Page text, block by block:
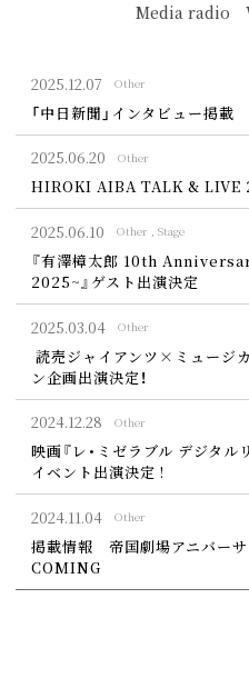
Media radio
2025.12.07 Other
「中日新聞」インタビュー掲載
2025.06.20 Other
HIROKI AIBA TALK & LIVE
2025.06.10 Other Stage
『有澤樟太郎 10th
2025~』ゲスト出演決定
2025.03.04 Other
読売ジャイアンツ×ミュージ
ン企画出演決定！
2024.12.28 Other
映画『レ・ミゼラブル デジタ
イベント出演決定 !
2024.11.04 Other
掲載情報 帝国劇場アニバー
COMING